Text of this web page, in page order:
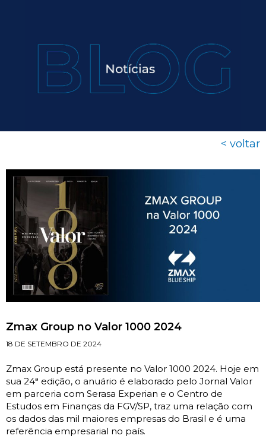
< voltar
Zmax Group no Valor 1000 2024
18 DE SETEMBRO DE 2024
Zmax Group está presente no Valor 1000 2024. Hoje em
sua 24ª edição, o anuário é elaborado pelo Jornal Valor
em parceria com Serasa Experian e o Centro de
Estudos em Finanças da FGV/SP, traz uma relação com
os dados das mil maiores empresas do Brasil e é uma
referência empresarial no país.